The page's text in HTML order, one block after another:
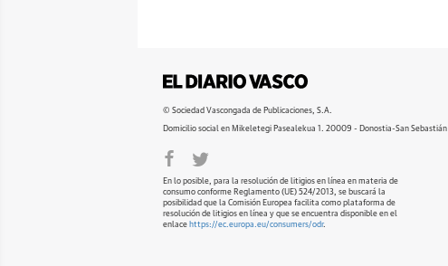
© Sociedad Vascongada de Publicaciones, S.A.
Domicilio social en Mikeletegi Pasealekua 1. 20009 - Donostia-San Sebastián
En lo posible, para la resolución de litigios en línea en materia de
consumo conforme Reglamento (UE) 524/2013, se buscará la
posibilidad que la Comisión Europea facilita como plataforma de
resolución de litigios en línea y que se encuentra disponible en el
enlace https://ec.europa.eu/consumers/odr.